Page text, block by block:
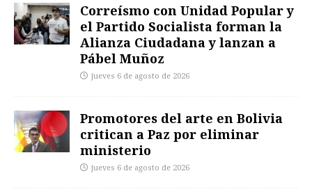
Correísmo con Unidad Popular y
el Partido Socialista forman la
Alianza Ciudadana y lanzan a
Pábel Muñoz
jueves 6 de agosto de 2026
Promotores del arte en Bolivia
critican a Paz por eliminar
ministerio
jueves 6 de agosto de 2026